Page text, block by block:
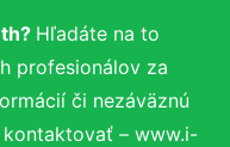
Hľadáte na to
profesionálov za
či nezáväznú
– www.i-